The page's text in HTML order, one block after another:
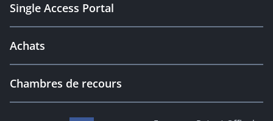
Single Access Portal
Achats
Chambres de recours